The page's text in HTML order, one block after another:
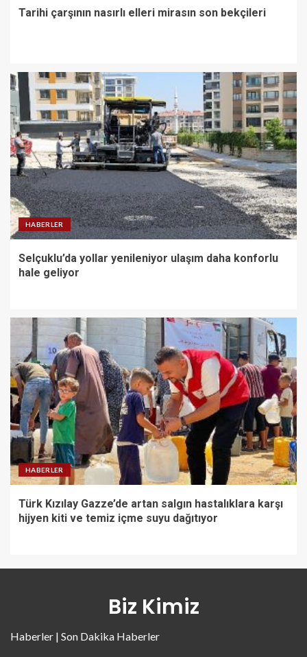
Tarihi çarşının nasırlı elleri mirasın son bekçileri
HABERLER
Selçuklu’da yollar yenileniyor ulaşım daha konforlu
hale geliyor
HABERLER
Türk Kızılay Gazze’de artan salgın hastalıklara karşı
hijyen kiti ve temiz içme suyu dağıtıyor
Biz Kimiz
Haberler | Son Dakika Haberler